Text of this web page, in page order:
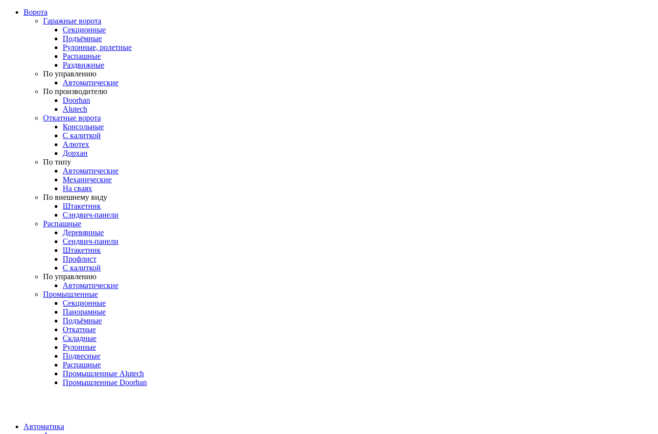
Ворота
Гаражные ворота
Секционные
Подъёмные
Рулонные, ролетные
Распашные
Раздвижные
По управлению
Автоматические
По производителю
Doorhan
Alutech
Откатные ворота
Консольные
С калиткой
Алютех
Дорхан
По типу
Автоматические
Механические
На сваях
По внешнему виду
Штакетник
Сэндвич-панели
Распашные
Деревянные
Сендвич-панели
Штакетник
Профлист
С калиткой
По управлению
Автоматические
Промышленные
Секционные
Панорамные
Подъёмные
Откатные
Складные
Рулонные
Подвесные
Распашные
Промышленные Alutech
Промышленные Doorhan
Автоматика